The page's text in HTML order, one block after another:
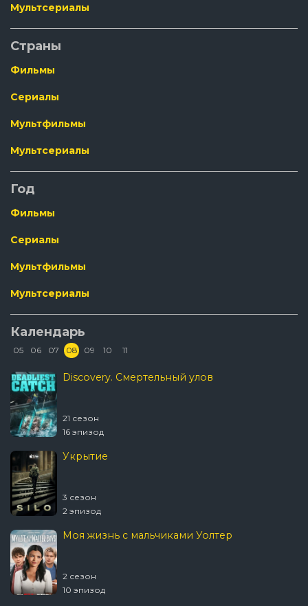
Мультсериалы
Страны
Фильмы
Сериалы
Мультфильмы
Мультсериалы
Год
Фильмы
Сериалы
Мультфильмы
Мультсериалы
Календарь
05 06 07 08 09 10 11
Discovery. Смертельный улов
21 сезон
16 эпизод
Укрытие
3 сезон
2 эпизод
Моя жизнь с мальчиками Уолтер
2 сезон
10 эпизод